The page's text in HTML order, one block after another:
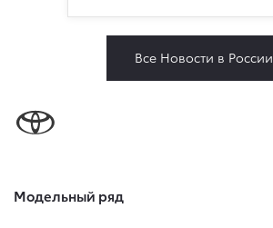
Все Новости в России
Модельный ряд